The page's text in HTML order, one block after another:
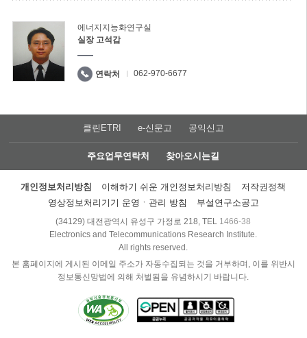
에너지지능화연구실
실장 고석갑
연락처 062-970-6677
클린ETRI e-신문고 공익신고
주요업무연락처 찾아오시는길
개인정보처리방침 이해하기 쉬운 개인정보처리방침
저작권정책
영상정보처리기기 운영ㆍ관리 방침
부설연구소공고
(34129) 대전광역시 유성구 가정로 218, TEL 1466-38
Electronics and Telecommunications Research Institute.
All rights reserved.
본 홈페이지에 게시된 이메일 주소가 자동수집되는 것을 거부하며, 이를 위반시
정보통신망법에 의해 처벌됨을 유념하시기 바랍니다.